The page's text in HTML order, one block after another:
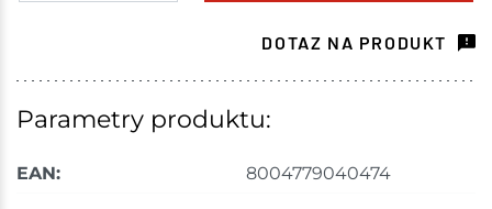
Ceny na prodejnách se mohou lišit od cen na e-
DOTAZ NA PRODUKT
Parametry produktu:
EAN: 8004779040474